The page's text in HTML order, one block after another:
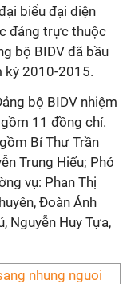
biểu đại diện
đảng trực thuộc
bộ BIDV đã bầu
kỳ 2010-2015.
bộ BIDV nhiệm
11 đồng chí.
Bí Thư Trần
Trung Hiếu; Phó
vụ: Phan Thị
Đoàn Ánh
Nguyễn Huy Tựa,